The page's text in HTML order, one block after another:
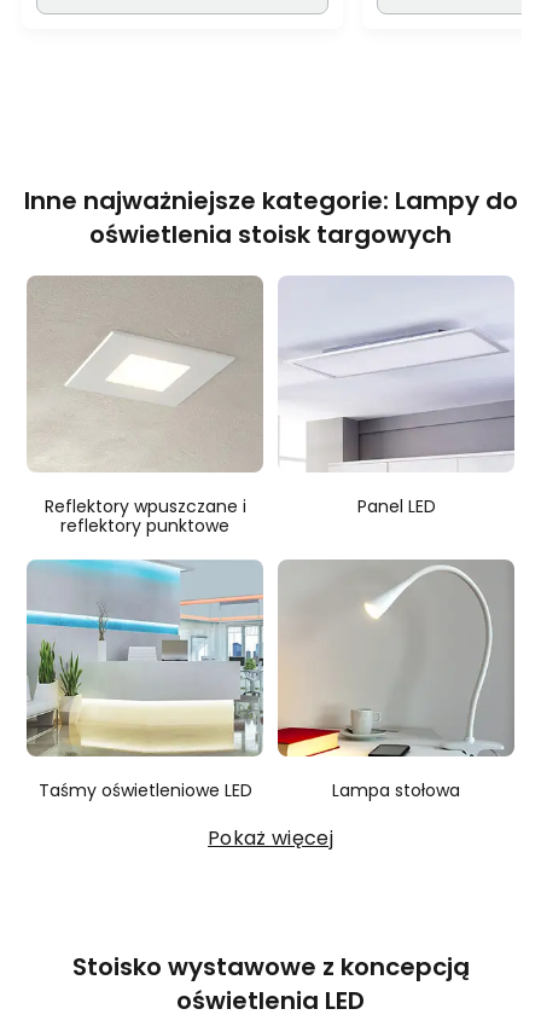
Inne najważniejsze kategorie: Lampy do
oświetlenia stoisk targowych
Reflektory wpuszczane i
reflektory punktowe
Panel LED
Taśmy oświetleniowe LED Lampa stołowa
Pokaż więcej
Stoisko wystawowe z koncepcją
oświetlenia LED